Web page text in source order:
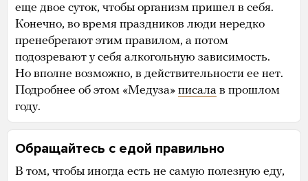
еще двое суток, чтобы организм пришел в себя.
Конечно, во время праздников люди нередко
пренебрегают этим правилом, а потом
подозревают у себя алкогольную зависимость.
Но вполне возможно, в действительности ее нет.
Подробнее об этом «Медуза» писала в прошлом
году.
Обращайтесь с едой правильно
В том, чтобы иногда есть не самую полезную еду,